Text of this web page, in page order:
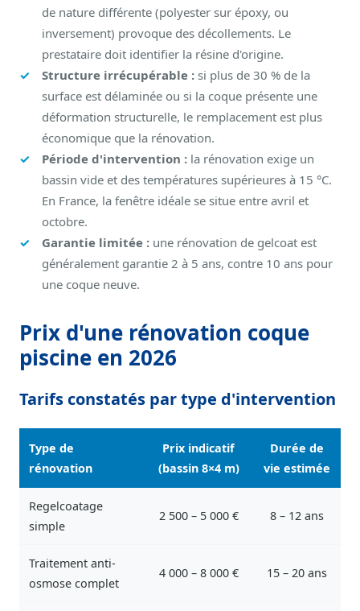
de nature différente (polyester sur époxy, ou
inversement) provoque des décollements. Le
prestataire doit identifier la résine d'origine.
Structure irrécupérable : si plus de 30 % de la
surface est délaminée ou si la coque présente une
déformation structurelle, le remplacement est plus
économique que la rénovation.
Période d'intervention : la rénovation exige un
bassin vide et des températures supérieures à 15 °C.
En France, la fenêtre idéale se situe entre avril et
octobre.
Garantie limitée : une rénovation de gelcoat est
généralement garantie 2 à 5 ans, contre 10 ans pour
une coque neuve.
Prix d'une rénovation coque
piscine en 2026
Tarifs constatés par type d'intervention
Type de
rénovation
Prix indicatif
(bassin 8×4 m)
Durée de
vie estimée
Regelcoatage
simple
2 500 – 5 000 € 8 – 12 ans
Traitement anti-
osmose complet
4 000 – 8 000 € 15 – 20 ans